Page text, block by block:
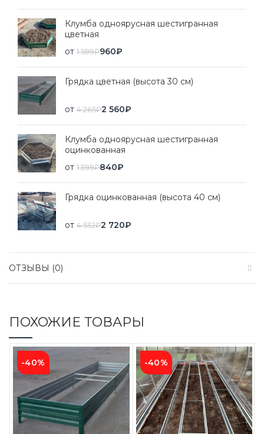
Клумба одноярусная шестигранная
цветная
от 1 599₽960₽
Грядка цветная (высота 30 см)
от 4 265₽2 560₽
Клумба одноярусная шестигранная
оцинкованная
от 1 399₽840₽
Грядка оцинкованная (высота 40 см)
от 4 532₽2 720₽
ОТЗЫВЫ (0)
ПОХОЖИЕ ТОВАРЫ
-40% -40%